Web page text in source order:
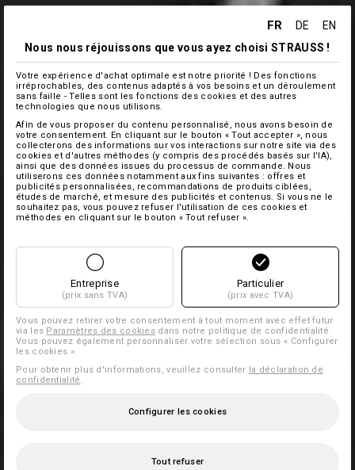
FR DE
EN
Nous nous réjouissons que vous ayez choisi STRAUSS !
Votre expérience d'achat optimale est notre priorité ! Des fonctions
irréprochables, des contenus adaptés à vos besoins et un déroulement
sans faille - Telles sont les fonctions des cookies et des autres
technologies que nous utilisons.
Afin de vous proposer du contenu personnalisé, nous avons besoin de
votre consentement. En cliquant sur le bouton « Tout accepter », nous
collecterons des informations sur vos interactions sur notre site via des
cookies et d'autres méthodes (y compris des procédés basés sur l'IA),
ainsi que des données issues du processus de commande. Nous
utiliserons ces données notamment aux fins suivantes : offres et
publicités personnalisées, recommandations de produits ciblées,
études de marché, et mesure des publicités et contenus. Si vous ne le
souhaitez pas, vous pouvez refuser l'utilisation de ces cookies et
méthodes en cliquant sur le bouton « Tout refuser ».
Entreprise
(prix sans TVA)
Particulier
(prix avec TVA)
Vous pouvez retirer votre consentement à tout moment avec effet futur
via les Paramètres des cookies dans notre politique de confidentialité.
Vous pouvez également personnaliser votre sélection sous « Configurer
les cookies ».
Pour obtenir plus d'informations, veuillez consulter la déclaration de
confidentialité
Configurer les cookies
Tout refuser